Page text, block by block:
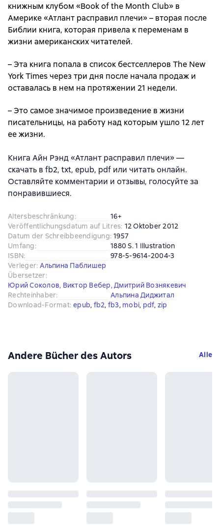
книжным клубом «Book of the Month Club» в
Америке «Атлант расправил плечи» – вторая после
Библии книга, которая привела к переменам в
жизни американских читателей.
– Эта книга попала в список бестселлеров The New
York Times через три дня после начала продаж и
оставалась в нем на протяжении 21 недели.
– Это самое значимое произведение в жизни
писательницы, на работу над которым ушло 12 лет
ее жизни.
Книга Айн Рэнд «Атлант расправил плечи» —
скачать в fb2, txt, epub, pdf или читать онлайн.
Оставляйте комментарии и отзывы, голосуйте за
понравившиеся.
Altersbeschränkung:
16+
Veröffentlichungsdatum auf Litres: 12 Oktober 2012
Datum der Schreibbeendigung: 1957
Umfang:
1880 S. 1 Illustration
ISBN:
978-5-9614-2004-3
Verleger: Альпина Паблишер
Übersetzer:
Юрий Соколов, Виктор Вебер, Дмитрий Вознякевич
Rechteinhaber:
Альпина Диджитал
Download-Format: epub, fb2, fb3, mobi, pdf, zip
Andere Bücher des Autors Alle